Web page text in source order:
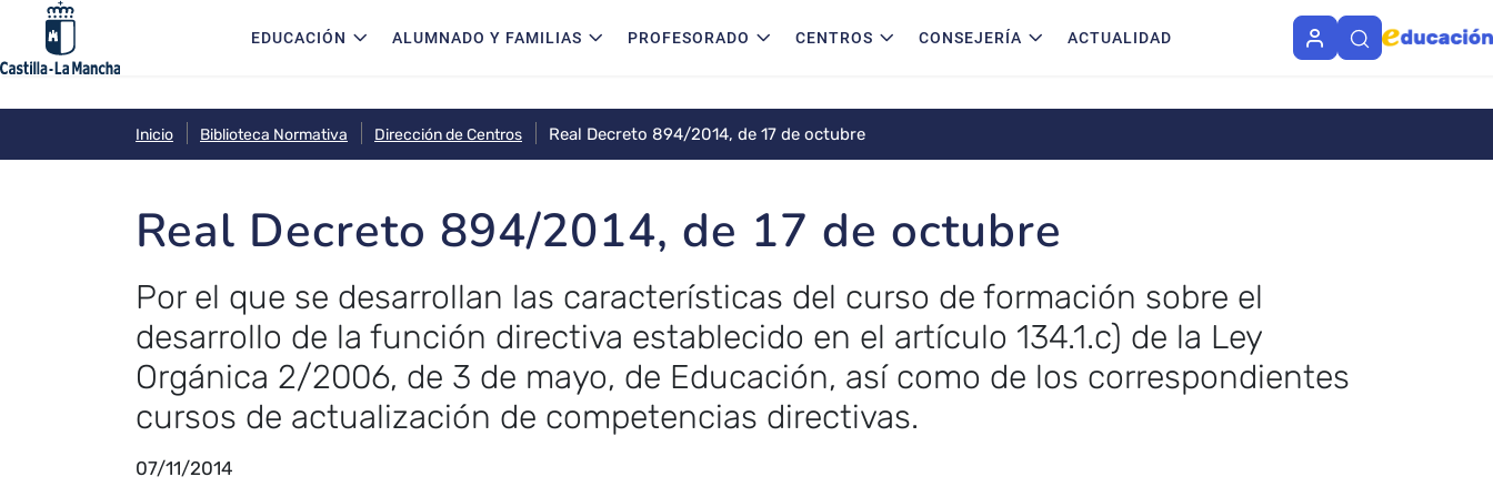
Pasar al contenido principalNavegación principal
EDUCACIÓN ALUMNADO Y FAMILIAS PROFESORADO CENTROS CONSEJERÍA ACTUALIDAD
Inicio Biblioteca Normativa Dirección de Centros Real Decreto 894/2014, de 17 de octubre
Real Decreto 894/2014, de 17 de octubre
Por el que se desarrollan las características del curso de formación sobre el
desarrollo de la función directiva establecido en el artículo 134.1.c) de la Ley
Orgánica 2/2006, de 3 de mayo, de Educación, así como de los correspondientes
cursos de actualización de competencias directivas.
07/11/2014